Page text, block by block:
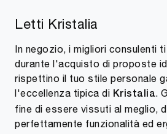
Letti Kristalia
In negozio, i migliori consulenti
durante l'acquisto di proposte
rispettino il tuo stile personale
l'eccellenza tipica di Kristalia
.
fine di essere vissuti al meglio,
perfettamente funzionalità ed